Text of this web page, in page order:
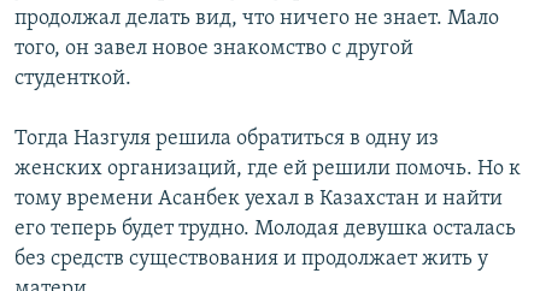
продолжал делать вид, что ничего не знает. Мало
того, он завел новое знакомство с другой
студенткой.
Тогда Назгуля решила обратиться в одну из
женских организаций, где ей решили помочь. Но к
тому времени Асанбек уехал в Казахстан и найти
его теперь будет трудно. Молодая девушка осталась
без средств существования и продолжает жить у